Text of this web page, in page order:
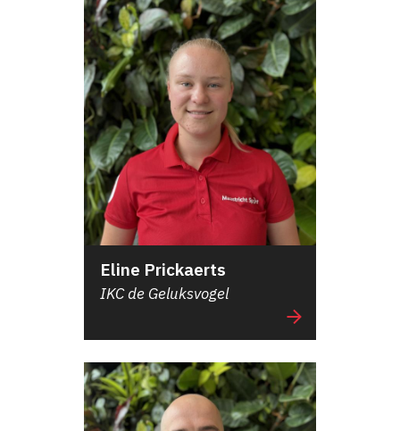
Eline Prickaerts
IKC de Geluksvogel